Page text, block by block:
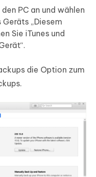
PC an und wählen
„Diesem
Sie iTunes und
die Option zum